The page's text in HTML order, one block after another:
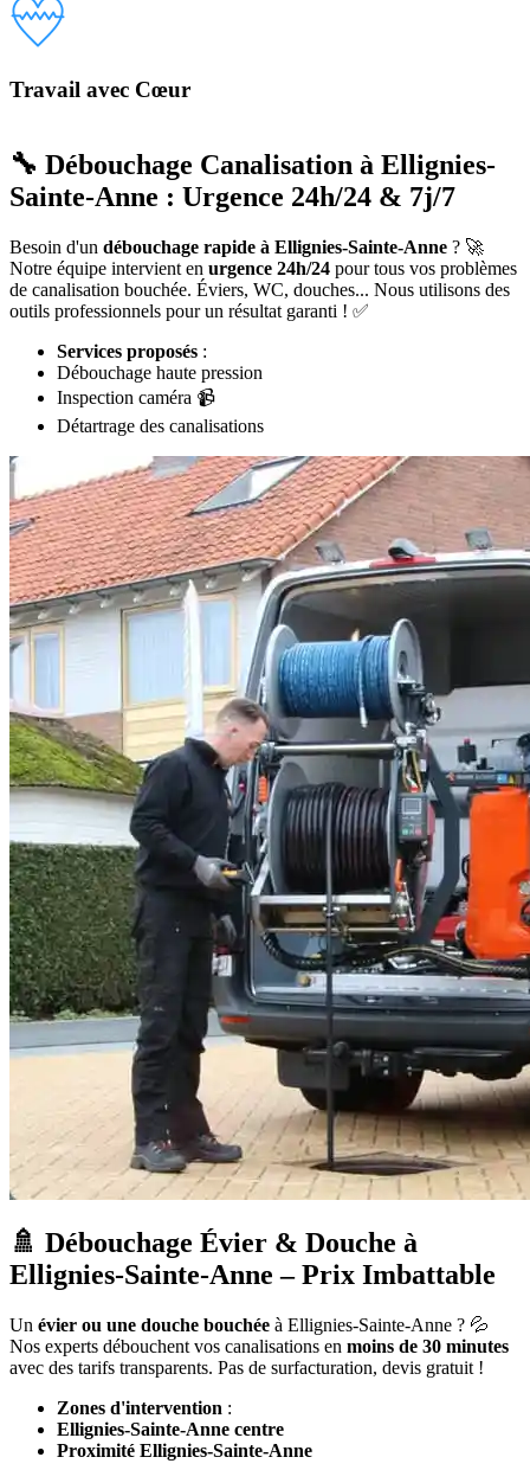
Travail avec Cœur
🔧 Débouchage Canalisation à Ellignies-
Sainte-Anne : Urgence 24h/24 & 7j/7
Besoin d'un débouchage rapide à Ellignies-Sainte-Anne ? 🚀
Notre équipe intervient en urgence 24h/24 pour tous vos problèmes
de canalisation bouchée. Éviers, WC, douches... Nous utilisons des
outils professionnels pour un résultat garanti ! ✅
Services proposés :
Débouchage haute pression
Inspection caméra 📹
Détartrage des canalisations
🚿 Débouchage Évier & Douche à
Ellignies-Sainte-Anne – Prix Imbattable
Un évier ou une douche bouchée à Ellignies-Sainte-Anne ? 💦
Nos experts débouchent vos canalisations en moins de 30 minutes
avec des tarifs transparents. Pas de surfacturation, devis gratuit !
Zones d'intervention :
Ellignies-Sainte-Anne centre
Proximité Ellignies-Sainte-Anne